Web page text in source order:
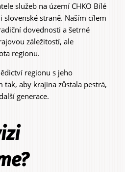
služeb na území CHKO Bílé
slovenské straně. Naším cílem
dovednosti a šetrné
záležitostí, ale
regionu.
regionu s jeho
aby krajina zůstala pestrá,
generace.